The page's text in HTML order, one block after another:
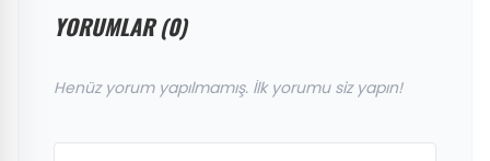
YORUMLAR (0)
Henüz yorum yapılmamış. İlk yorumu siz yapın!